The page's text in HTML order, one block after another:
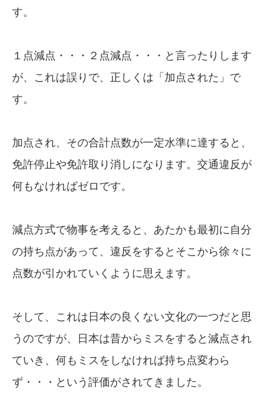
す。
１点減点・・・２点減点・・・と言ったりします
が、これは誤りで、正しくは「加点された」で
す。
加点され、その合計点数が一定水準に達すると、
免許停止や免許取り消しになります。交通違反が
何もなければゼロです。
減点方式で物事を考えると、あたかも最初に自分
の持ち点があって、違反をするとそこから徐々に
点数が引かれていくように思えます。
そして、これは日本の良くない文化の一つだと思
うのですが、日本は昔からミスをすると減点され
ていき、何もミスをしなければ持ち点変わら
ず・・・という評価がされてきました。